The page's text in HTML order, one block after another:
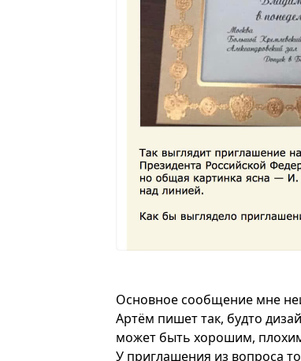
Основное сообщение мне
Артём пишет так, будто
может быть хорошим,
У приглашения из вопроса